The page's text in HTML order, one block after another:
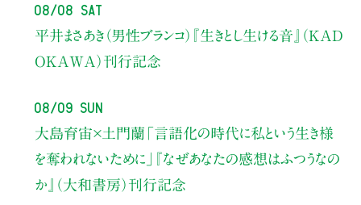
08/08 Sat
平井まさあき（男性ブランコ） 『生きとし生ける音』（KAD
OKAWA）刊行記念
08/09 Sun
大島育宙×土門蘭 「言語化の時代に私という生き様
を奪われないために」
『なぜあなたの感想はふつうなの
か』（大和書房）刊行記念